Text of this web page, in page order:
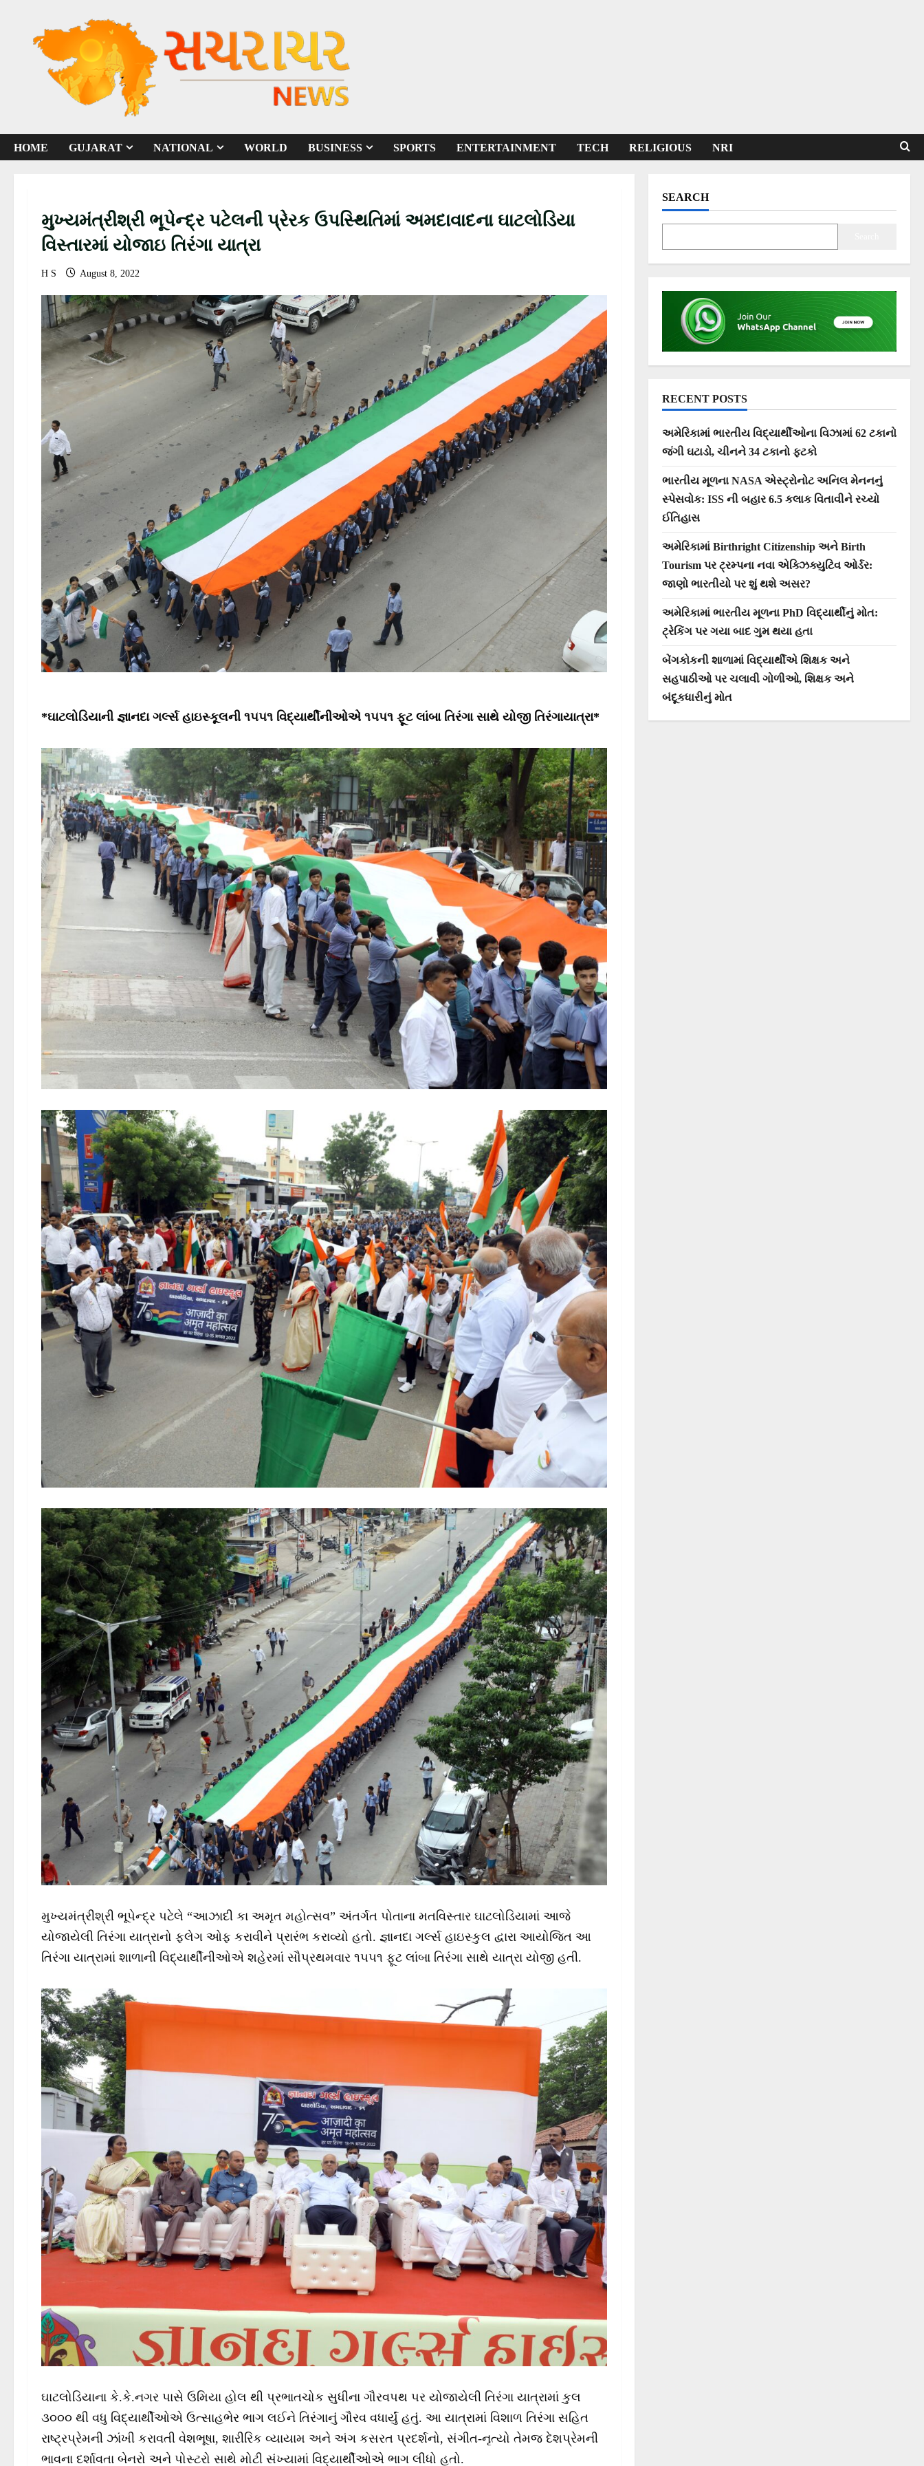
HOME GUJARAT NATIONAL WORLD BUSINESS SPORTS ENTERTAINMENT TECH RELIGIOUS NRI
મુખ્યમંત્રીશ્રી ભૂપેન્દ્ર પટેલની પ્રેરક ઉપસ્થિતિમાં અમદાવાદના ઘાટલોડિયા
વિસ્તારમાં યોજાઇ તિરંગા યાત્રા
H S August 8, 2022
*ઘાટલોડિયાની જ્ઞાનદા ગર્લ્સ હાઇસ્કૂલની ૧૫૫૧ વિદ્યાર્થીનીઓએ ૧૫૫૧ ફૂટ લાંબા તિરંગા સાથે યોજી તિરંગાયાત્રા*
મુખ્યમંત્રીશ્રી ભૂપેન્દ્ર પટેલે “આઝાદી કા અમૃત મહોત્સવ” અંતર્ગત પોતાના મતવિસ્તાર ઘાટલોડિયામાં આજે
યોજાયેલી તિરંગા યાત્રાનો ફ્લેગ ઓફ કરાવીને પ્રારંભ કરાવ્યો હતો. જ્ઞાનદા ગર્લ્સ હાઇસ્કુલ દ્વારા આયોજિત આ
તિરંગા યાત્રામાં શાળાની વિદ્યાર્થીનીઓએ શહેરમાં સૌપ્રથમવાર ૧૫૫૧ ફૂટ લાંબા તિરંગા સાથે યાત્રા યોજી હતી.
ઘાટલોડિયાના કે.કે.નગર પાસે ઉમિયા હોલ થી પ્રભાતચોક સુધીના ગૌરવપથ પર યોજાયેલી તિરંગા યાત્રામાં કુલ
૩૦૦૦ થી વધુ વિદ્યાર્થીઓએ ઉત્સાહભેર ભાગ લઈને તિરંગાનું ગૌરવ વધાર્યું હતું. આ યાત્રામાં વિશાળ તિરંગા સહિત
રાષ્ટ્રપ્રેમની ઝાંખી કરાવતી વેશભૂષા, શારીરિક વ્યાયામ અને અંગ કસરત પ્રદર્શનો, સંગીત-નૃત્યો તેમજ દેશપ્રેમની
ભાવના દર્શાવતા બેનરો અને પોસ્ટરો સાથે મોટી સંખ્યામાં વિદ્યાર્થીઓએ ભાગ લીધો હતો.
SEARCH
RECENT POSTS
અમેરિકામાં ભારતીય વિદ્યાર્થીઓના વિઝામાં 62 ટકાનો
જંગી ઘટાડો, ચીનને 34 ટકાનો ફટકો
ભારતીય મૂળના NASA એસ્ટ્રોનોટ અનિલ મેનનનું
સ્પેસવોક: ISS ની બહાર 6.5 કલાક વિતાવીને રચ્યો
ઈતિહાસ
અમેરિકામાં Birthright Citizenship અને Birth
Tourism પર ટ્રમ્પના નવા એક્ઝિક્યુટિવ ઓર્ડર:
જાણો ભારતીયો પર શું થશે અસર?
અમેરિકામાં ભારતીય મૂળના PhD વિદ્યાર્થીનું મોત:
ટ્રેકિંગ પર ગયા બાદ ગુમ થયા હતા
બેંગકોકની શાળામાં વિદ્યાર્થીએ શિક્ષક અને
સહપાઠીઓ પર ચલાવી ગોળીઓ, શિક્ષક અને
બંદૂકધારીનું મોત